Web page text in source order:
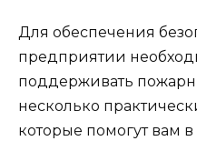
Для обеспечения
предприятии
поддерживать
несколько
которые помогут вам